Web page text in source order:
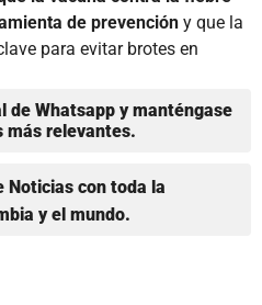
de prevención y que la
para evitar brotes en
de Whatsapp y manténgase
más relevantes.
Noticias con toda la
y el mundo.